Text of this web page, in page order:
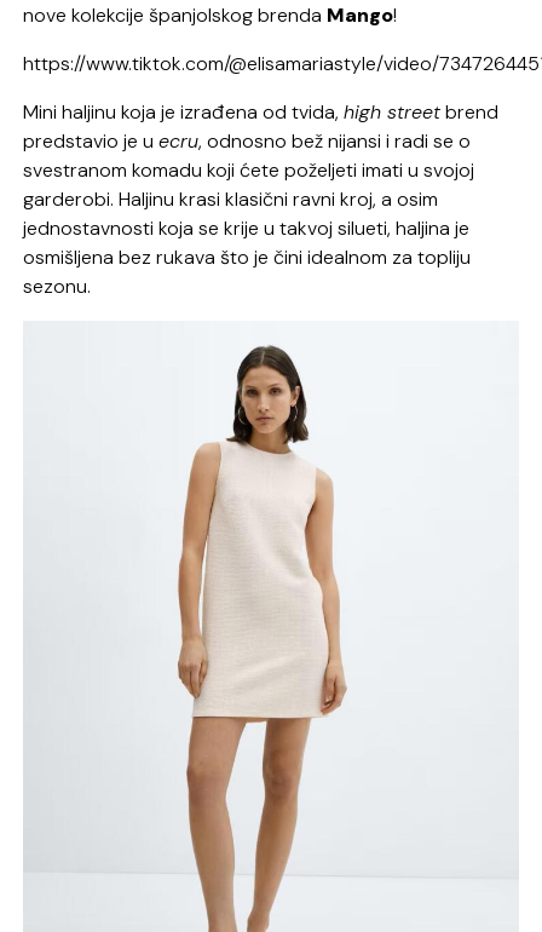
nove kolekcije španjolskog brenda Mango!
https://www.tiktok.com/@elisamariastyle/video/
Mini haljinu koja je izrađena od tvida,high streetbrend
predstavio je uecru, odnosno bež nijansi i radi se o
svestranom komadu koji ćete poželjeti imati u svojoj
garderobi. Haljinu krasi klasični ravni kroj, a osim
jednostavnosti koja se krije u takvoj silueti, haljina je
osmišljena bez rukava što je čini idealnom za topliju
sezonu.